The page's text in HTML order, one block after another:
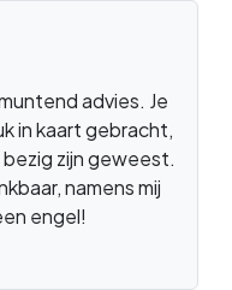
advies. Je
in kaart gebracht,
zijn geweest.
namens mij
engel!